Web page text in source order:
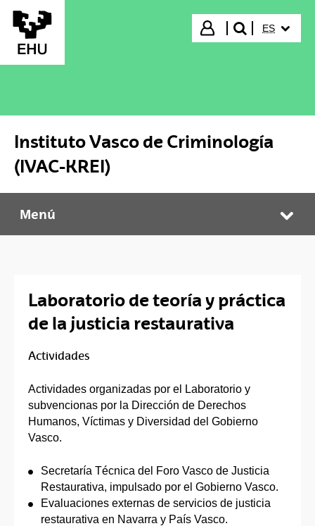
Saltar al contenido principal
Iniciar sesión
buscar"
ES
Instituto Vasco de Criminología
(IVAC-KREI)
Instituto Vasco de Criminología (IVAC-KREI)
Menú
Laboratorio de teoría y práctica
de la justicia restaurativa
Actividades
Actividades organizadas por el Laboratorio y
subvencionas por la Dirección de Derechos
Humanos, Víctimas y Diversidad del Gobierno
Vasco.
Secretaría Técnica del Foro Vasco de Justicia
Restaurativa, impulsado por el Gobierno Vasco.
Evaluaciones externas de servicios de justicia
restaurativa en Navarra y País Vasco.